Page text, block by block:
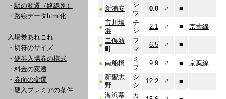
・ 駅の変遷（路線別）
・ 路線データhtml化
入場券あれこれ
・ 切符のサイズ
・ 硬券入場券の様式
・ 料金の変遷
・ 券面の変遷
・ 硬入プレミアの条件
● 新浦安
シ
ウ
0.0 〃 ■
●
市川塩
浜
チ
シ
2.1 〃 ■ 京葉線
●
二俣新
町
フ
マ
6.5 〃 ■
● 南船橋
ミ
フ
9.9 〃 ■ 京葉線
●
新習志
野
シ
シ
12.2 〃 ■
海浜幕 カ